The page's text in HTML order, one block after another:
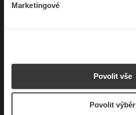
Marketingové
Povolit vše
Povolit výběr
Souhrn podmínek
O nás
Elfetex, spol. s r.o.